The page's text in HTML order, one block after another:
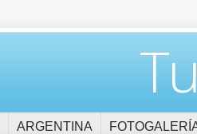
ARGENTINA